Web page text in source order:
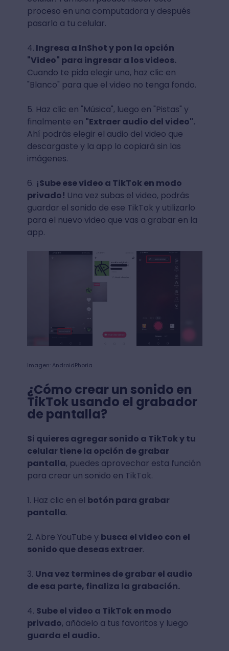
proceso en una computadora y después
pasarlo a tu celular.
4. Ingresa a InShot y pon la opción
"Video" para ingresar a los videos.
Cuando te pida elegir uno, haz clic en
"Blanco" para que el video no tenga fondo.
5. Haz clic en "Música", luego en "Pistas" y
finalmente en "Extraer audio del video".
Ahí podrás elegir el audio del video que
descargaste y la app lo copiará sin las
imágenes.
6. ¡Sube ese video a TikTok en modo
privado! Una vez subas el video, podrás
guardar el sonido de ese TikTok y utilizarlo
para el nuevo video que vas a grabar en la
app.
Imagen: AndroidPhoria
¿Cómo crear un sonido en
TikTok usando el grabador
de pantalla?
Si quieres agregar sonido a TikTok y tu
celular tiene la opción de grabar
pantalla, puedes aprovechar esta función
para crear un sonido en TikTok.
1. Haz clic en el botón para grabar
pantalla.
2. Abre YouTube y busca el video con el
sonido que deseas extraer.
3. Una vez termines de grabar el audio
de esa parte, finaliza la grabación.
4. Sube el video a TikTok en modo
privado, añádelo a tus favoritos y luego
guarda el audio.